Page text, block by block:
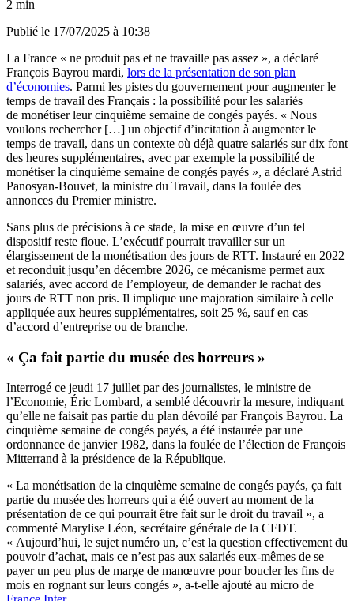
2 min
Publié le 17/07/2025 à 10:38
La France « ne produit pas et ne travaille pas assez », a déclaré
François Bayrou mardi, lors de la présentation de son plan
d’économies. Parmi les pistes du gouvernement pour augmenter le
temps de travail des Français : la possibilité pour les salariés
de monétiser leur cinquième semaine de congés payés. « Nous
voulons rechercher […] un objectif d’incitation à augmenter le
temps de travail, dans un contexte où déjà quatre salariés sur dix font
des heures supplémentaires, avec par exemple la possibilité de
monétiser la cinquième semaine de congés payés », a déclaré Astrid
Panosyan-Bouvet, la ministre du Travail, dans la foulée des
annonces du Premier ministre.
Sans plus de précisions à ce stade, la mise en œuvre d’un tel
dispositif reste floue. L’exécutif pourrait travailler sur un
élargissement de la monétisation des jours de RTT. Instauré en 2022
et reconduit jusqu’en décembre 2026, ce mécanisme permet aux
salariés, avec accord de l’employeur, de demander le rachat des
jours de RTT non pris. Il implique une majoration similaire à celle
appliquée aux heures supplémentaires, soit 25 %, sauf en cas
d’accord d’entreprise ou de branche.
« Ça fait partie du musée des horreurs »
Interrogé ce jeudi 17 juillet par des journalistes, le ministre de
l’Economie, Éric Lombard, a semblé découvrir la mesure, indiquant
qu’elle ne faisait pas partie du plan dévoilé par François Bayrou. La
cinquième semaine de congés payés, a été instaurée par une
ordonnance de janvier 1982, dans la foulée de l’élection de François
Mitterrand à la présidence de la République.
« La monétisation de la cinquième semaine de congés payés, ça fait
partie du musée des horreurs qui a été ouvert au moment de la
présentation de ce qui pourrait être fait sur le droit du travail », a
commenté Marylise Léon, secrétaire générale de la CFDT.
« Aujourd’hui, le sujet numéro un, c’est la question effectivement du
pouvoir d’achat, mais ce n’est pas aux salariés eux-mêmes de se
payer un peu plus de marge de manœuvre pour boucler les fins de
mois en rognant sur leurs congés », a-t-elle ajouté au micro de